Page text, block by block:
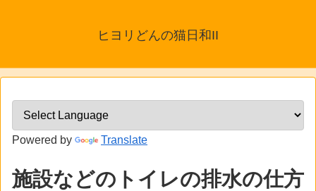
ヒヨリどんの猫日和II
Powered by Translate
施設などのトイレの排水の仕方